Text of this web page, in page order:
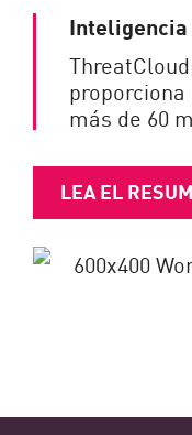
más de 60
LEA EL